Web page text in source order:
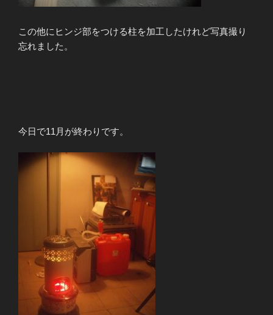
この他にヒンジ部をつける柱を加工したけれど写真撮り
忘れました。
今日で11月が終わりです。